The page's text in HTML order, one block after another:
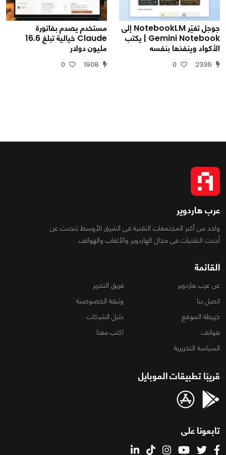
جوجل تغيّر NotebookLM إلى
Gemini Notebook | يكتب
الأكواد وينفذها بنفسه
2336
0
مستخدم يصدم بفاتورة
Claude خيالية تبلغ 16.6
مليون دولار
1908
0
عرب هاردوير
واحد من أكبر المجتمعات التقنية فى الشرق الأوسط تتحدث عن
أحدث التقنيات فى مجال الهاردوير والألعاب والهواتف
القائمة
عن عرب هاردوير
فريق التحرير
اتصل بنا
وثيقة الخصوصية
خريطة الموقع
دليل الشركات
هواتف
اكتب معنا
السياسة التحريرية
قريبًا تطبيقات الموبايل
تابعونا على